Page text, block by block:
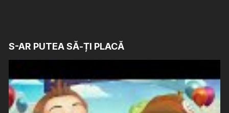
S-AR PUTEA SĂ-ȚI PLACĂ